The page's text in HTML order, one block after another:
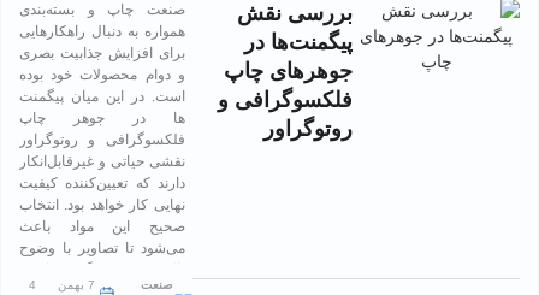
بررسی نقش
پیگمنت‌ها در
جوهرهای چاپ
فلکسوگرافی و
روتوگراور
صنعت چاپ و بسته‌بندی
همواره به دنبال راهکارهایی
برای افزایش جذابیت بصری
و دوام محصولات خود بوده
است. در این میان پیگمنت
ها در جوهر چاپ
فلکسوگرافی و روتوگراور
نقشی حیاتی و غیرقابل‌انکار
دارند که تعیین‌کننده کیفیت
نهایی کار خواهد بود. انتخاب
صحیح این مواد باعث
می‌شود تا تصاویر با وضوح
7 بهمن
4